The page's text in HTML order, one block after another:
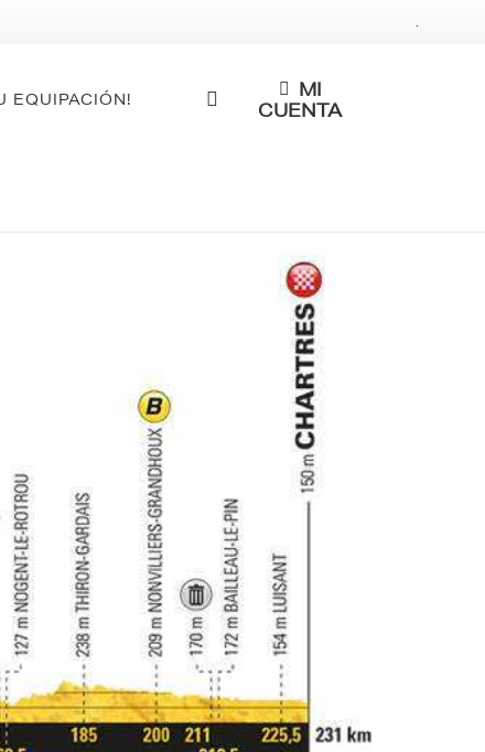
.
EQUIPACIÓN!
MI
CUENTA